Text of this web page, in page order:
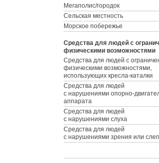
Мегаполис/городок
Сельская местность
Морское побережье
Средства для людей с
физическими возможностями
Средства для людей с
физическими возможностями,
использующих кресла-каталки
Средства для людей
с нарушениями опорно-
аппарата
Средства для людей
с нарушениями слуха
Средства для людей
с нарушениями зрения или